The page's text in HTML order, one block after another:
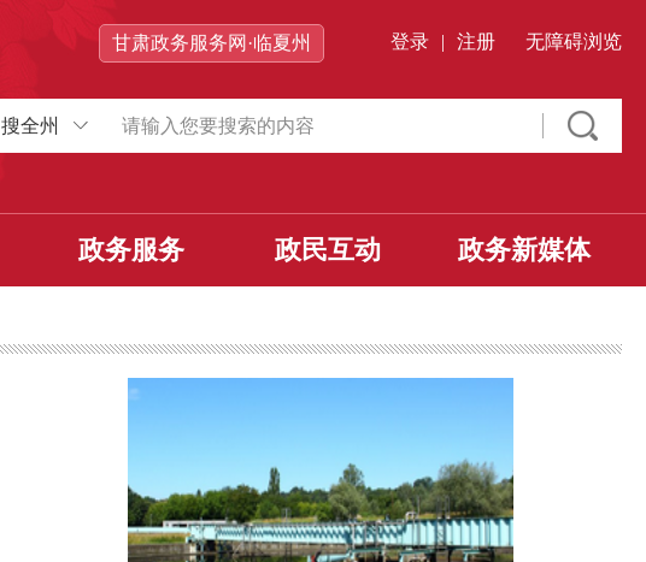
甘肃政务服务网·临夏州 登录 | 注册 无障碍浏览
搜全州
政务服务 政民互动 政务新媒体